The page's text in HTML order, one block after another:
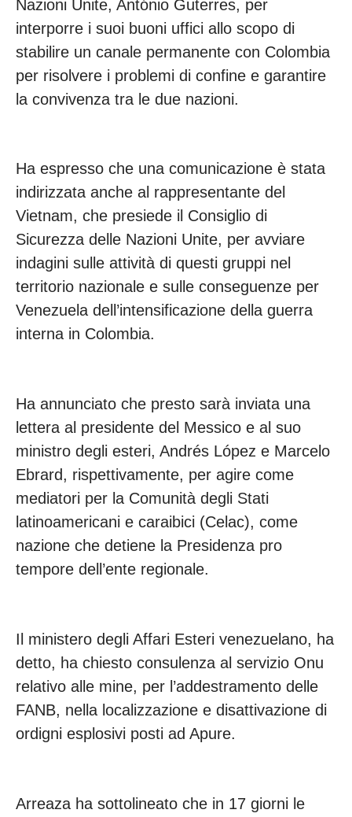
Nazioni Unite, António Guterres, per
interporre i suoi buoni uffici allo scopo di
stabilire un canale permanente con Colombia
per risolvere i problemi di confine e garantire
la convivenza tra le due nazioni.
Ha espresso che una comunicazione è stata
indirizzata anche al rappresentante del
Vietnam, che presiede il Consiglio di
Sicurezza delle Nazioni Unite, per avviare
indagini sulle attività di questi gruppi nel
territorio nazionale e sulle conseguenze per
Venezuela dell’intensificazione della guerra
interna in Colombia.
Ha annunciato che presto sarà inviata una
lettera al presidente del Messico e al suo
ministro degli esteri, Andrés López e Marcelo
Ebrard, rispettivamente, per agire come
mediatori per la Comunità degli Stati
latinoamericani e caraibici (Celac), come
nazione che detiene la Presidenza pro
tempore dell’ente regionale.
Il ministero degli Affari Esteri venezuelano, ha
detto, ha chiesto consulenza al servizio Onu
relativo alle mine, per l’addestramento delle
FANB, nella localizzazione e disattivazione di
ordigni esplosivi posti ad Apure.
Arreaza ha sottolineato che in 17 giorni le